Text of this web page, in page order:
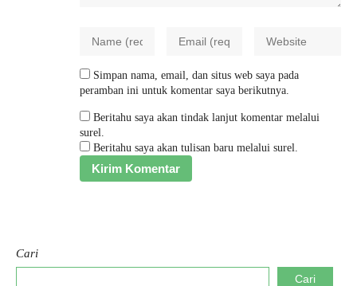
Simpan nama, email, dan situs web saya pada
peramban ini untuk komentar saya berikutnya.
Beritahu saya akan tindak lanjut komentar melalui
surel.
Beritahu saya akan tulisan baru melalui surel.
Cari
Cari